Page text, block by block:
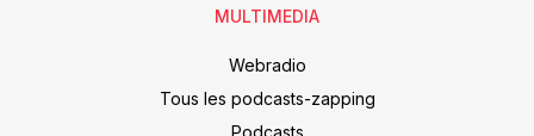
MULTIMEDIA
Webradio
Tous les podcasts-zapping
Podcasts